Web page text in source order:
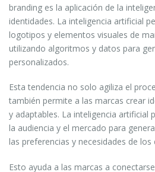
branding es la aplicación de la
identidades. La inteligencia artificial
logotipos y elementos visuales de
utilizando algoritmos y datos para
personalizados.
Esta tendencia no solo agiliza el
también permite a las marcas crear
y adaptables. La inteligencia artificial
la audiencia y el mercado para
las preferencias y necesidades de los
Esto ayuda a las marcas a